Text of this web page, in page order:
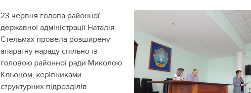
23 червня голова районної
державної адміністрації Наталія
Стельмах провела розширену
апаратну нараду спільно із
головою районної ради Миколою
Кльоцом, керівниками
структурних підрозділів